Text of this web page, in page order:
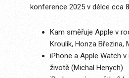
konference 2025 v délce cca
Kam směřuje Apple v
Kroulík, Honza Březina,
iPhone a Apple Watch
životě (Michal Henych)